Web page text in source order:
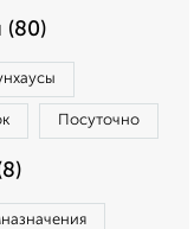
(80)
Посуточно